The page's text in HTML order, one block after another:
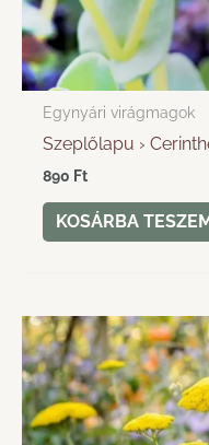
Egynyári virágmagok
Szeplőlapu ›
890 Ft
KOSÁRBA TESZEM